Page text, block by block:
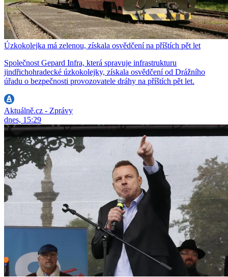
Úzkokolejka má zelenou, získala osvědčení na příštích pět let
Společnost Gepard Infra, která spravuje infrastrukturu
jindřichohradecké úzkokolejky, získala osvědčení od Drážního
úřadu o bezpečnosti provozovatele dráhy na příštích pět let.
Aktuálně.cz - Zprávy
dnes, 15:29